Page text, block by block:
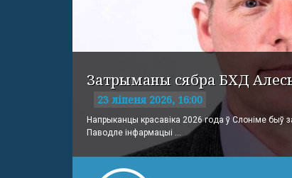
Затрыманы сябра БХД
23 ліпеня 2026, 16:00
Напрыканцы красавіка 2026 года ў Слоніме быў
Паводле інфармацыі ...